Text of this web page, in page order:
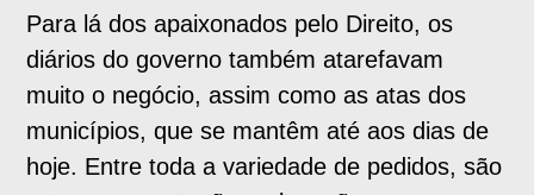
Para lá dos apaixonados pelo Direito, os
diários do governo também atarefavam
muito o negócio, assim como as atas dos
municípios, que se mantêm até aos dias de
hoje. Entre toda a variedade de pedidos, são